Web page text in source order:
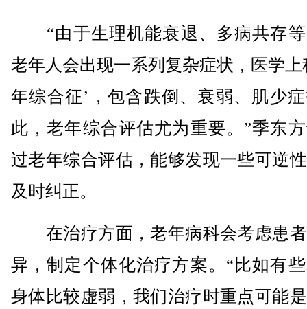
“由于生理机能衰退、多病共存等
老年人会出现一系列复杂症状，医学上
年综合征’，包含跌倒、衰弱、肌少
此，老年综合评估尤为重要。”季东
过老年综合评估，能够发现一些可逆
及时纠正。
在治疗方面，老年病科会考虑患
异，制定个体化治疗方案。“比如有
身体比较虚弱，我们治疗时重点可能